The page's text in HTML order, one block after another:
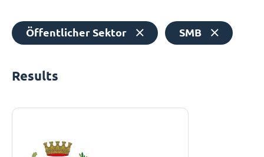
Öffentlicher Sektor SMB
Results